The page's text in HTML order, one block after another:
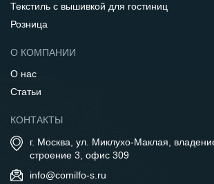
Текстиль с вышивкой для гостиниц
Розница
О КОМПАНИИ
О нас
Статьи
КОНТАКТЫ
г. Москва, ул. Миклухо-Маклая,
строение 3, офис 309
info@comilfo-s.ru